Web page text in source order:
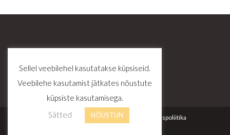
Kontakt Tellimustingimused Privaatsuspoliitika
Sellel veebilehel kasutatakse küpsiseid.
Veebilehe kasutamist jätkates nõustute
küpsiste kasutamisega.
Sätted
NÕUSTUN